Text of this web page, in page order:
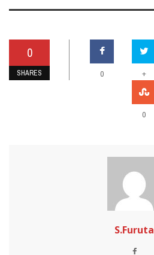
0
SHARES 0 +
0
S.Furuta